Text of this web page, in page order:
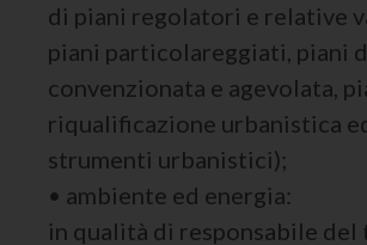
di piani regolatori e relative
piani particolareggiati, piani
convenzionata e agevolata,
riqualificazione urbanistica
strumenti urbanistici);
• ambiente ed energia:
in qualità di responsabile del